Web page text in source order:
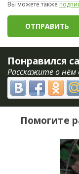
Вы можете также
Понравился
Расскажите о нём
Помогите